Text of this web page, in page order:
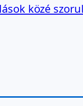
közé